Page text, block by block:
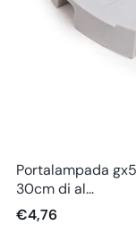
Portalampada
30cm di al...
€4,76